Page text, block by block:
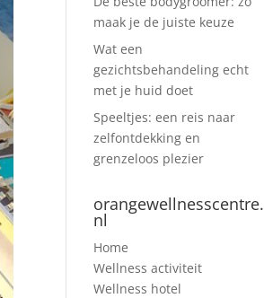
maak je de juiste keuze
Wat een
gezichtsbehandeling echt
met je huid doet
Speeltjes: een reis naar
zelfontdekking en
grenzeloos plezier
orangewellnesscentre.
nl
Home
Wellness activiteit
Wellness hotel